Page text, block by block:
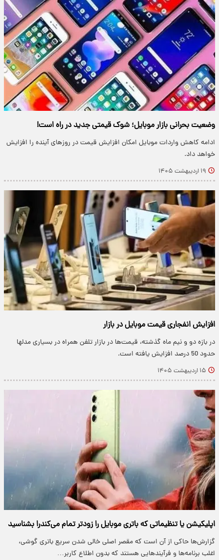
وضعیت بحرانی بازار موبایل؛ شوک قیمتی جدید در راه است!
ادامه کاهش واردات موبایل امکان افزایش قیمت در روزهای آینده را افزایش
خواهد داد.
۱۹ اردیبهشت ۱۴۰۵
افزایش انفجاری قیمت موبایل در بازار
در بازه دو و نیم ماه گذشته، قیمت‌ها در بازار تلفن همراه در بسیاری مدلها
حدود 50 درصد افزایش یافته است.
۱۵ اردیبهشت ۱۴۰۵
اپلیکیشن یا تنظیماتی که باتری موبایل را زودتر تمام می‌کندرا بشناسید
گزارش‌ها حاکی از آن است که مقصر اصلی خالی شدن سریع باتری گوشی،
اغلب برنامه‌ها و فرآیند‌هایی هستند که بدون اطلاع کاربر…